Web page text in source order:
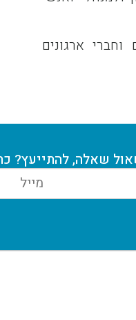
ארגונים
שאלה, להתייעץ?
מייל